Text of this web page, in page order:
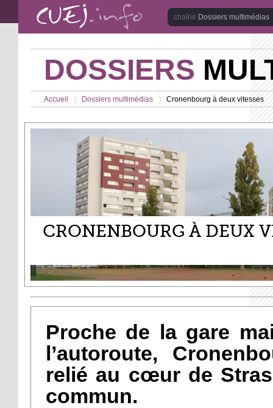
Aller au contenu principal
Dossiers multimédias
DOSSIERS
Vous êtes ici
Accueil
>
Dossiers multimédias
>
Cronenbourg à deux vitesses
CRONENBOURG À DEUX
Proche de la gare
l’autoroute,
relié au cœur de
commun.